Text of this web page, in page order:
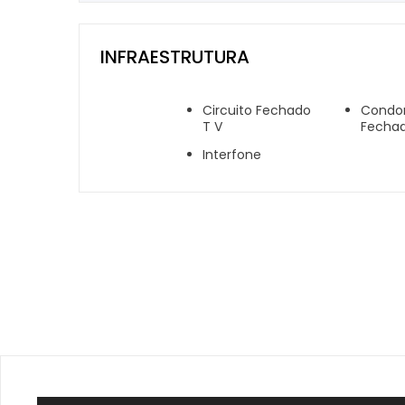
INFRAESTRUTURA
Circuito Fechado
T V
Interfone